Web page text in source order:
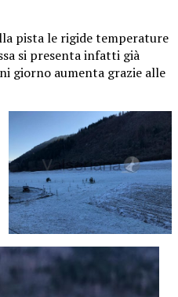
pista le rigide temperature
si presenta infatti già
giorno aumenta grazie alle